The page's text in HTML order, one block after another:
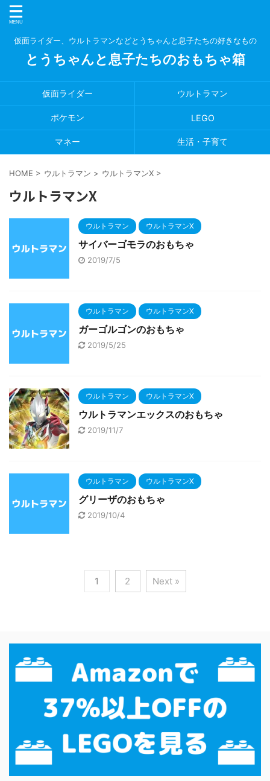
仮面ライダー、ウルトラマンなどとうちゃんと息子たちの好きなもの
とうちゃんと息子たちのおもちゃ箱
仮面ライダー ウルトラマン
ポケモン LEGO
マネー 生活・子育て
HOME > ウルトラマン > ウルトラマンX >
ウルトラマンX
ウルトラマン ウルトラマンX
サイバーゴモラのおもちゃ
2019/7/5
ウルトラマン ウルトラマンX
ガーゴルゴンのおもちゃ
2019/5/25
ウルトラマン ウルトラマンX
ウルトラマンエックスのおもちゃ
2019/11/7
ウルトラマン ウルトラマンX
グリーザのおもちゃ
2019/10/4
1 2 Next »